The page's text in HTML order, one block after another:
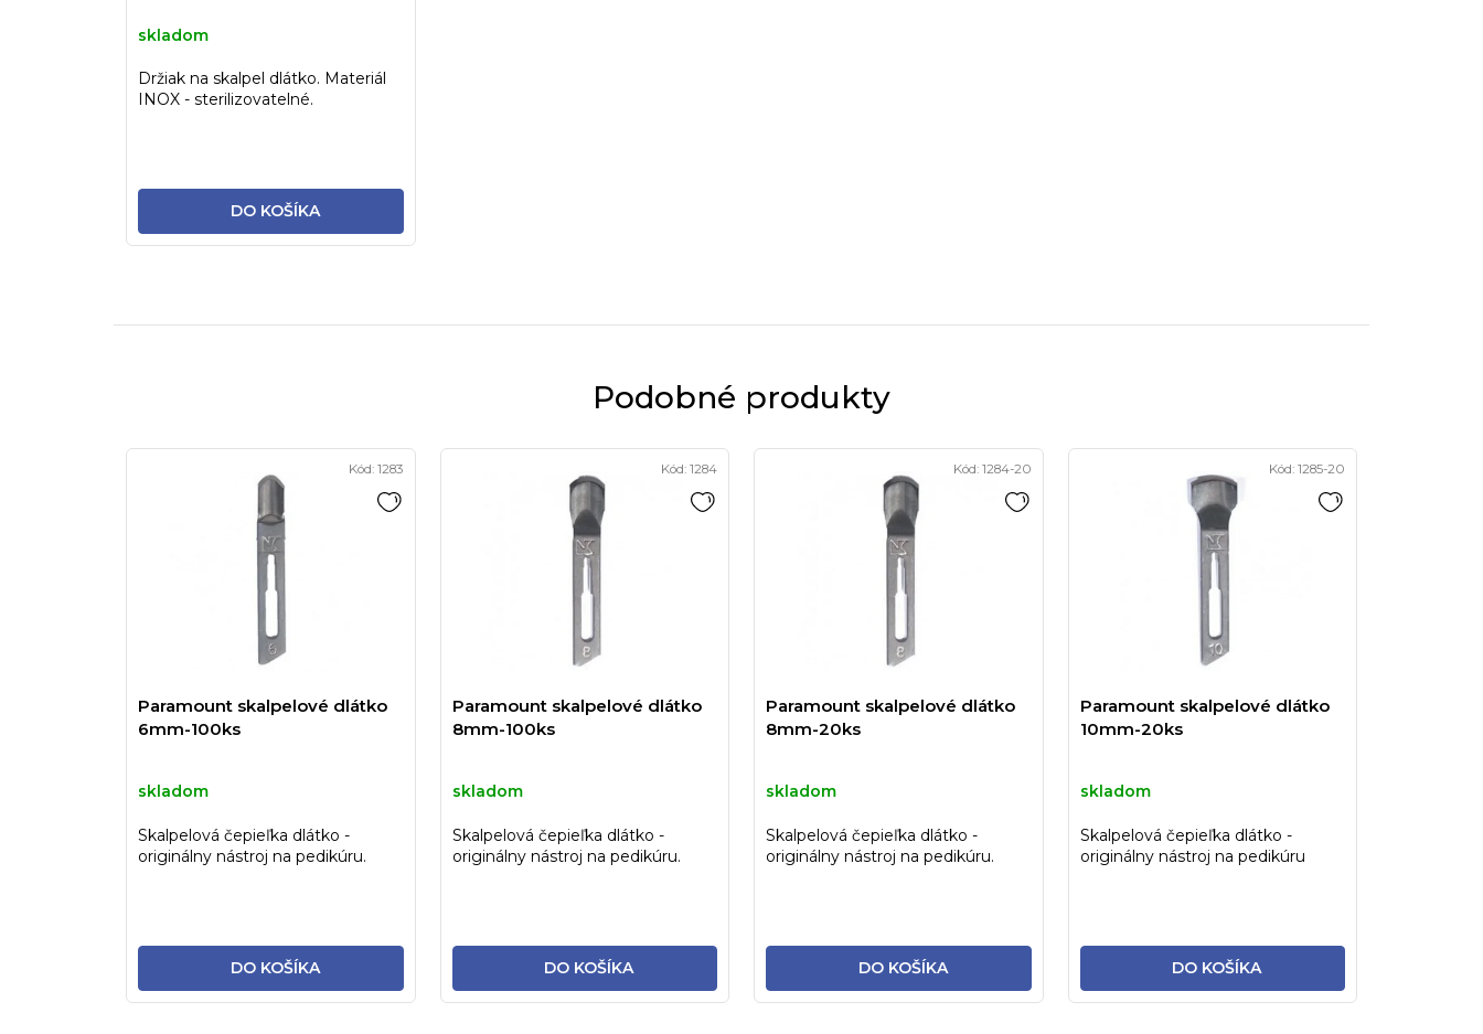
skladom
DO KOŠÍKA
Držiak na skalpel dlátko. Materiál
INOX - sterilizovatelné.
Podobné produkty
Paramount skalpelové dlátko
6mm-100ks
skladom
DO KOŠÍKA
Skalpelová čepieľka dlátko -
originálny nástroj na pedikúru.
Kód: 1283
Paramount skalpelové dlátko
8mm-100ks
skladom
DO KOŠÍKA
Skalpelová čepieľka dlátko -
originálny nástroj na pedikúru.
Kód: 1284
Paramount skalpelové dlátko
8mm-20ks
skladom
DO KOŠÍKA
Skalpelová čepieľka dlátko -
originálny nástroj na pedikúru.
Kód: 1284-20
Paramount skalpelové dlátko
10mm-20ks
skladom
DO KOŠÍKA
Skalpelová čepieľka dlátko -
originálny nástroj na pedikúru
Kód: 1285-20